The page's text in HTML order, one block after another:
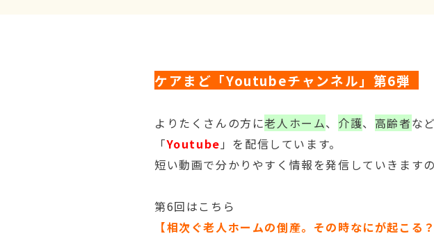
ケアまど「Youtubeチャンネル」第6弾
よりたくさんの方に老人ホーム、 介護、 高齢者な
「Youtube 」を配信しています。
短い動画で分かりやすく情報を発信していきます
第6回はこちら
【相次ぐ老人ホームの倒産。その時なにが起こる？